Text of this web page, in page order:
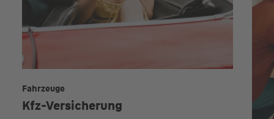
Kfz-Versicherung
Fahrzeuge